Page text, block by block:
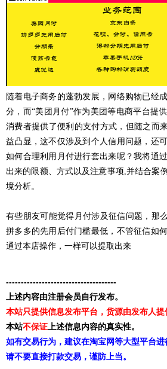
随着电子商务的蓬勃发展，网络购物已经
分，而“美团月付”作为美团等电商平台提
消费者提供了便利的支付方式，但随之而
益凸显，这不仅涉及到个人信用问题，还
如何合理利用月付进行套出来呢？我将通
出来的限额、方式以及注意事项,并结合案
境分析。
有些朋友可能觉得月付涉及征信问题，那
拼多多的先用后付门槛最低，不管征信如
通过本店操作，一样可以提取出来
-------------------------------------
上述内容由注册会员自行发布。
本站只提供信息发布平台，货源由发布人提
本站不保证上述信息内容的真实性。
如有交易行为，建议在淘宝网等大型平台进
请不要直接打款交易，谨防上当。